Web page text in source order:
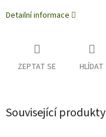
Detailní informace
ZEPTAT SE HLÍDAT
Související produkty